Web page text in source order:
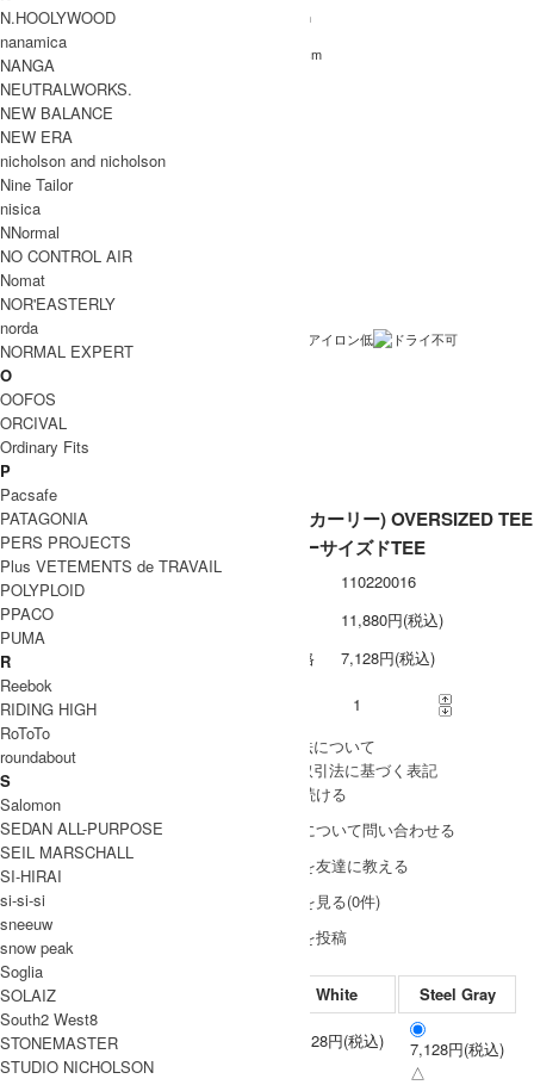
2 52cm 21cm
22.5cm
INFORMATION
ブランド名
商品名 OVERSIZED TEE
型番
カラー
素材 綿100%
生産国
洗濯表記
備考
CURLY (カーリー) OVERSIZED TEE
/ オーバーサイズドTEE
110220016
11,880円(税込)
販売価格
7,128円(税込)
» 採寸方法について
» 特定商取引法に基づく表記
買い物を続ける
この商品について問い合わせる
この商品を友達に教える
レビューを見る(0件)
レビューを投稿
White Steel Gray
7,128円(税込)
7,128円(税込)
△
N.HOOLYWOOD
nanamica
NANGA
NEUTRALWORKS.
NEW BALANCE
NEW ERA
nicholson and nicholson
Nine Tailor
nisica
NNormal
NO CONTROL AIR
Nomat
NOR'EASTERLY
norda
NORMAL EXPERT
O
OOFOS
ORCIVAL
Ordinary Fits
P
Pacsafe
PATAGONIA
PERS PROJECTS
Plus VETEMENTS de TRAVAIL
POLYPLOID
PPACO
PUMA
R
Reebok
RIDING HIGH
RoToTo
roundabout
S
Salomon
SEDAN ALL-PURPOSE
SEIL MARSCHALL
SI-HIRAI
si-si-si
sneeuw
snow peak
Soglia
SOLAIZ
South2 West8
STONEMASTER
STUDIO NICHOLSON